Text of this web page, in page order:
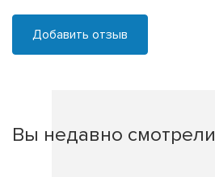
Добавить отзыв
Вы недавно смотрели